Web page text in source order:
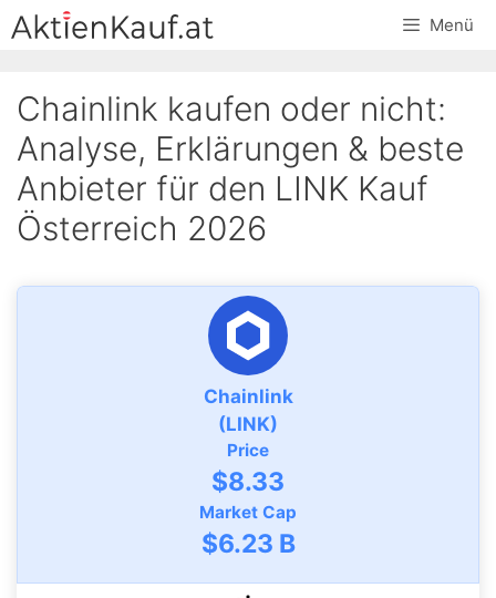
Skip
to
Menü
Chainlink kaufen oder nicht:
Analyse, Erklärungen & beste
Anbieter für den LINK Kauf
Österreich 2026
Chainlink
(LINK)
Price
$8.33
Market Cap
$6.23 B